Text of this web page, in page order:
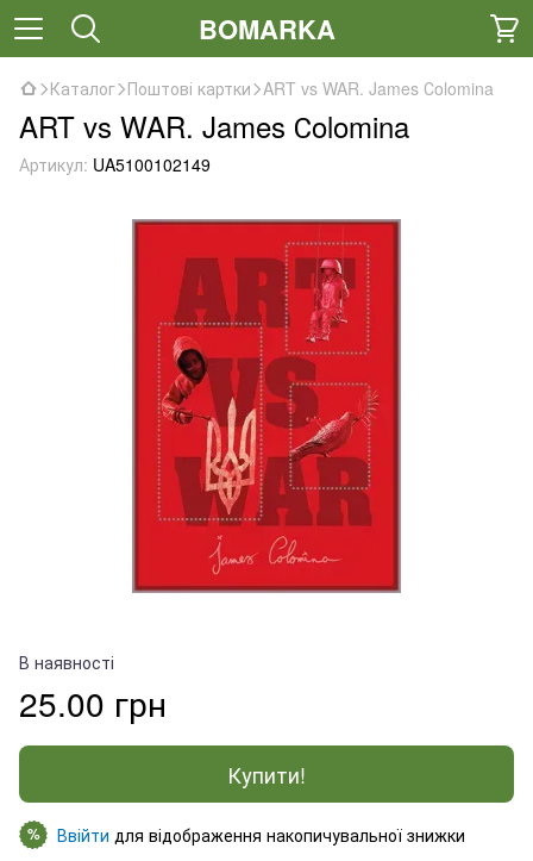
BOMARKA
Каталог Поштові картки ART vs WAR. James Сolomina
ART vs WAR. James Сolomina
Артикул: UA5100102149
В наявності
25.00 грн
Купити!
% Ввійти для відображення накопичувальної знижки